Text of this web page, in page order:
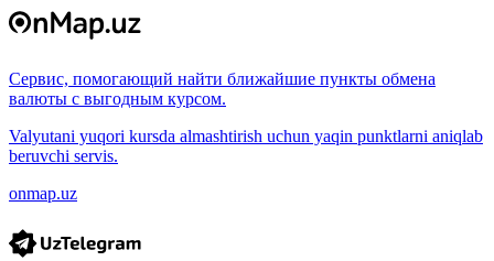
Сервис, помогающий найти ближайшие пункты обмена
валюты с выгодным курсом.
Valyutani yuqori kursda almashtirish uchun yaqin punktlarni aniqlab
beruvchi servis.
onmap.uz